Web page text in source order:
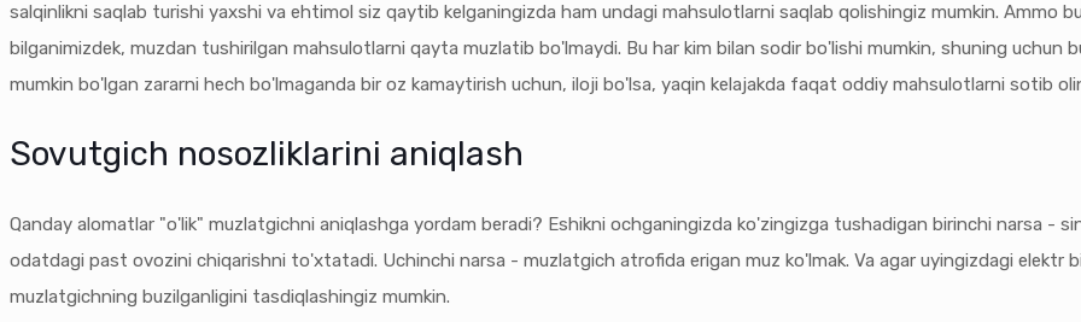
salqinlikni saqlab turishi yaxshi va ehtimol siz qaytib kelganingizda ham undagi mahsulotlarni saqlab qolishingiz mumkin. Ammo
bilganimizdek, muzdan tushirilgan mahsulotlarni qayta muzlatib bo'lmaydi. Bu har kim bilan sodir bo'lishi mumkin, shuning uchun
mumkin bo'lgan zararni hech bo'lmaganda bir oz kamaytirish uchun, iloji bo'lsa, yaqin kelajakda faqat oddiy mahsulotlarni sotib
Sovutgich nosozliklarini aniqlash
Qanday alomatlar "o'lik" muzlatgichni aniqlashga yordam beradi? Eshikni ochganingizda ko'zingizga tushadigan birinchi narsa -
odatdagi past ovozini chiqarishni to'xtatadi. Uchinchi narsa - muzlatgich atrofida erigan muz ko'lmak. Va agar uyingizdagi elektr
muzlatgichning buzilganligini tasdiqlashingiz mumkin.